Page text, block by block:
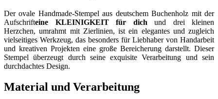
Der ovale Handmade-Stempel aus deutschem Buchenholz mit der
Aufschrifteine KLEINIGKEIT für dich und drei kleinen
Herzchen, umrahmt mit Zierlinien, ist ein elegantes und zugleich
vielseitiges Werkzeug, das besonders für Liebhaber von Handarbeit
und kreativen Projekten eine große Bereicherung darstellt. Dieser
Stempel überzeugt durch seine exquisite Verarbeitung und sein
durchdachtes Design.
Material und Verarbeitung